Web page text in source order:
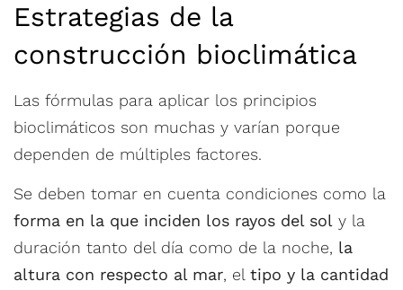
Estrategias de la
construcción bioclimática
Las fórmulas para aplicar los principios
bioclimáticos son muchas y varían porque
dependen de múltiples factores.
Se deben tomar en cuenta condiciones como la
forma en la que inciden los rayos del sol y la
duración tanto del día como de la noche, la
altura con respecto al mar, el tipo y la cantidad